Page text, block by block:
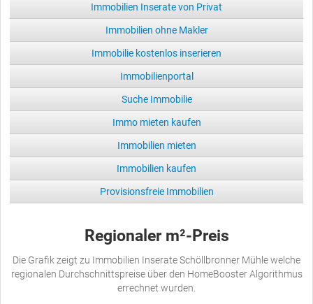
Immobilien Inserate von Privat
Immobilien ohne Makler
Immobilie kostenlos inserieren
Immobilienportal
Suche Immobilie
Immo mieten kaufen
Immobilien mieten
Immobilien kaufen
Provisionsfreie Immobilien
Regionaler m²-Preis
Die Grafik zeigt zu Immobilien Inserate Schöllbronner Mühle welche
regionalen Durchschnittspreise über den HomeBooster Algorithmus
errechnet wurden.